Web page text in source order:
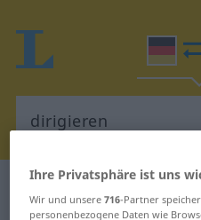
Deutsch-Japanisch
Ihre Privatsphäre ist uns
Wir und unsere716-Partner
personenbezogene Daten wie